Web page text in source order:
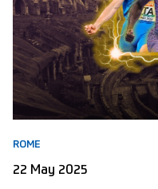
ROME
22 May 2025